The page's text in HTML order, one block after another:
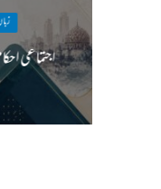
اجتماعی